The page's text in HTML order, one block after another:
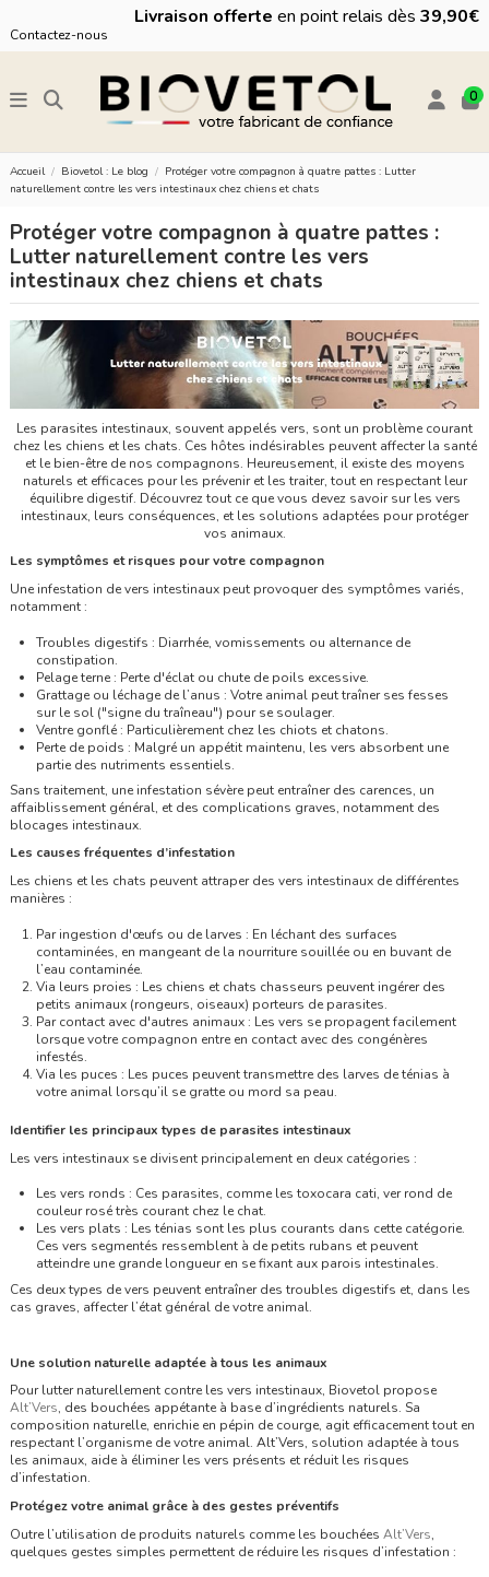
Livraison offerte en point relais dès 39,90€
Contactez-nous
0
Accueil Biovetol : Le blog
Protéger votre compagnon à quatre pattes : Lutter
naturellement contre les vers intestinaux chez chiens et chats
Protéger votre compagnon à quatre pattes :
Lutter naturellement contre les vers
intestinaux chez chiens et chats
Les parasites intestinaux, souvent appelés vers, sont un problème courant
chez les chiens et les chats. Ces hôtes indésirables peuvent affecter la santé
et le bien-être de nos compagnons. Heureusement, il existe des moyens
naturels et efficaces pour les prévenir et les traiter, tout en respectant leur
équilibre digestif. Découvrez tout ce que vous devez savoir sur les vers
intestinaux, leurs conséquences, et les solutions adaptées pour protéger
vos animaux.
Les symptômes et risques pour votre compagnon
Une infestation de vers intestinaux peut provoquer des symptômes variés,
notamment :
Troubles digestifs : Diarrhée, vomissements ou alternance de
constipation.
Pelage terne : Perte d'éclat ou chute de poils excessive.
Grattage ou léchage de l’anus : Votre animal peut traîner ses fesses
sur le sol ("signe du traîneau") pour se soulager.
Ventre gonflé : Particulièrement chez les chiots et chatons.
Perte de poids : Malgré un appétit maintenu, les vers absorbent une
partie des nutriments essentiels.
Sans traitement, une infestation sévère peut entraîner des carences, un
affaiblissement général, et des complications graves, notamment des
blocages intestinaux.
Les causes fréquentes d’infestation
Les chiens et les chats peuvent attraper des vers intestinaux de différentes
manières :
Par ingestion d'œufs ou de larves : En léchant des surfaces
contaminées, en mangeant de la nourriture souillée ou en buvant de
l’eau contaminée.
Via leurs proies : Les chiens et chats chasseurs peuvent ingérer des
petits animaux (rongeurs, oiseaux) porteurs de parasites.
Par contact avec d'autres animaux : Les vers se propagent facilement
lorsque votre compagnon entre en contact avec des congénères
infestés.
Via les puces : Les puces peuvent transmettre des larves de ténias à
votre animal lorsqu’il se gratte ou mord sa peau.
Identifier les principaux types de parasites intestinaux
Les vers intestinaux se divisent principalement en deux catégories :
Les vers ronds : Ces parasites, comme les toxocara cati, ver rond de
couleur rosé très courant chez le chat.
Les vers plats : Les ténias sont les plus courants dans cette catégorie.
Ces vers segmentés ressemblent à de petits rubans et peuvent
atteindre une grande longueur en se fixant aux parois intestinales.
Ces deux types de vers peuvent entraîner des troubles digestifs et, dans les
cas graves, affecter l’état général de votre animal.
Une solution naturelle adaptée à tous les animaux
Pour lutter naturellement contre les vers intestinaux, Biovetol propose
Alt’Vers, des bouchées appétante à base d’ingrédients naturels. Sa
composition naturelle, enrichie en pépin de courge, agit efficacement tout en
respectant l’organisme de votre animal. Alt’Vers, solution adaptée à tous
les animaux, aide à éliminer les vers présents et réduit les risques
d’infestation.
Protégez votre animal grâce à des gestes préventifs
Outre l’utilisation de produits naturels comme les bouchées Alt’Vers,
quelques gestes simples permettent de réduire les risques d’infestation :